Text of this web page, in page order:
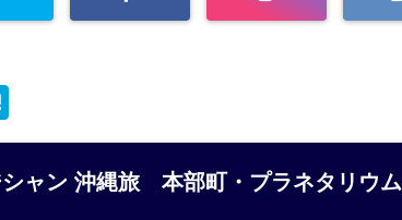
at
eャン 沖縄旅 本部町・プラネタリウム